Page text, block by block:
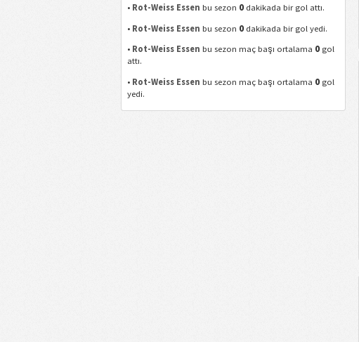
• Rot-Weiss Essen bu sezon 0 dakikada bir gol attı.
• Rot-Weiss Essen bu sezon 0 dakikada bir gol yedi.
• Rot-Weiss Essen bu sezon maç başı ortalama 0 gol
attı.
• Rot-Weiss Essen bu sezon maç başı ortalama 0 gol
yedi.